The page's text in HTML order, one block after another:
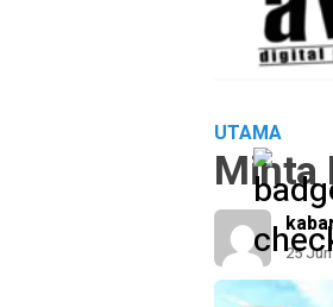
UTAMA
Minta
25